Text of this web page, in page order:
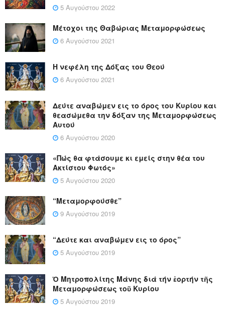
5 Αυγούστου 2022
Μέτοχοι της Θαβώριας Μεταμορφώσεως
6 Αυγούστου 2021
Η νεφέλη της Δόξας του Θεού
6 Αυγούστου 2021
Δεύτε αναβώμεν εις το όρος του Κυρίου και
θεασώμεθα την δόξαν της Μεταμορφώσεως
Αυτού
6 Αυγούστου 2020
«Πώς θα φτάσουμε κι εμείς στην θέα του
Ακτίστου Φωτός»
5 Αυγούστου 2020
“Μεταμορφούσθε”
9 Αυγούστου 2019
“Δεύτε και αναβώμεν εις το όρος”
5 Αυγούστου 2019
Ὁ Μητροπολίτης Μάνης διά τήν ἑορτήν τῆς
Μεταμορφώσεως τοῦ Κυρίου
5 Αυγούστου 2019